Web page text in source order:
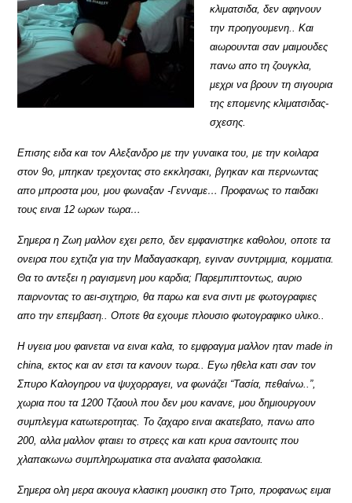
κλιματσιδα, δεν αφηνουν
την προηγουμενη.. Και
αιωρουνται σαν μαιμουδες
πανω απο τη ζουγκλα,
μεχρι να βρουν τη σιγουρια
της επομενης κλιματσιδας-
σχεσης.
Επισης ειδα και τον Αλεξανδρο με την γυναικα του, με την κοιλαρα
στον 9ο, μπηκαν τρεχοντας στο εκκλησακι, βγηκαν και περνωντας
απο μπροστα μου, μου φωναξαν -Γενναμε… Προφανως το παιδακι
τους ειναι 12 ωρων τωρα…
Σημερα η Ζωη μαλλον εχει ρεπο, δεν εμφανιστηκε καθολου, οποτε τα
ονειρα που εχτιζα για την Μαδαγασκαρη, εγιναν συντριμμια, κομματια.
Θα το αντεξει η ραγισμενη μου καρδια; Παρεμπιπτοντως, αυριο
παιρνοντας το αει-σιχτηριο, θα παρω και ενα σιντι με φωτογραφιες
απο την επεμβαση.. Οποτε θα εχουμε πλουσιο φωτογραφικο υλικο..
Η υγεια μου φαινεται να ειναι καλα, το εμφραγμα μαλλον ηταν made in
china, εκτος και αν ετσι τα κανουν τωρα.. Εγω ηθελα κατι σαν τον
Σπυρο Καλογηρου να ψυχορραγει, να φωνάζει “Τασία, πεθαίνω..”,
χωρια που τα 1200 Τζαουλ που δεν μου κανανε, μου δημιουργουν
συμπλεγμα κατωτεροτητας. Το ζαχαρο ειναι ακατεβατο, πανω απο
200, αλλα μαλλον φταιει το στρεςς και κατι κρυα σαντουιτς που
χλαπακωνω συμπληρωματικα στα αναλατα φασολακια.
Σημερα ολη μερα ακουγα κλασικη μουσικη στο Τριτο, προφανως ειμαι